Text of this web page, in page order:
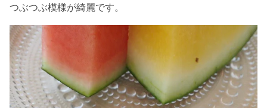
つぶつぶ模様が綺麗です。